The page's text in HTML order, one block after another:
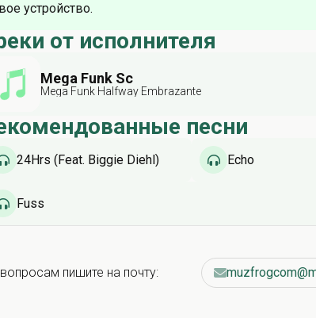
устройство.
от исполнителя
Mega Funk Sc
Mega Funk Halfway Embrazante
песни
24Hrs (Feat. Biggie Diehl) Echo
Fuss
пишите на почту: